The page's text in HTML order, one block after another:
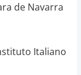
de Navarra
Italiano